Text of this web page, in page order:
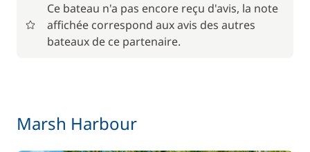
Ce bateau n'a pas encore reçu d'avis, la note
affichée correspond aux avis des autres
bateaux de ce partenaire.
Marsh Harbour